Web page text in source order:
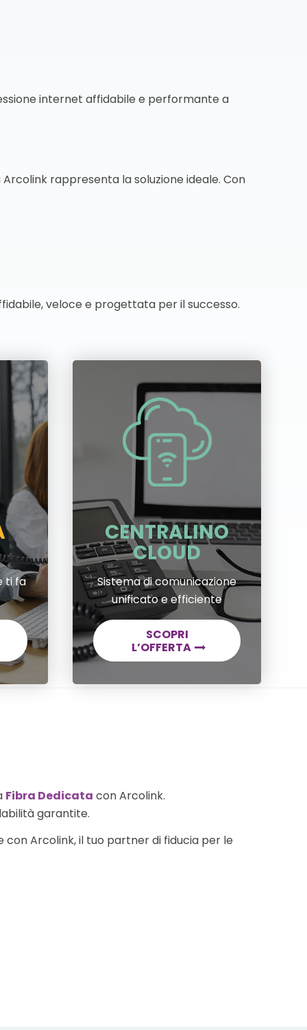
internet affidabile e performante a
rappresenta la soluzione ideale. Con
veloce e progettata per il successo.
ti fa
CENTRALINO
CLOUD
Sistema di comunicazione
unificato e efficiente
SCOPRI
L’OFFERTA
Fibra Dedicata con Arcolink.
garantite.
Arcolink, il tuo partner di fiducia per le